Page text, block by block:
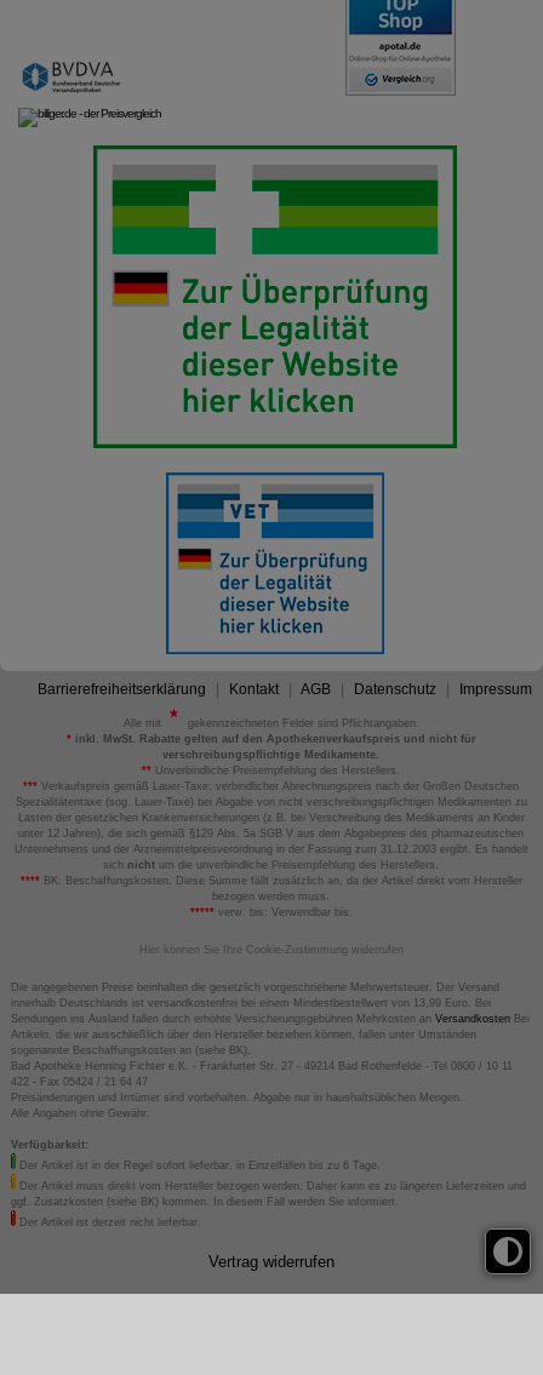
Barrierefreiheitserklärung Kontakt AGB Datenschutz Impressum
Alle mit
gekennzeichneten Felder sind Pflichtangaben.
*inkl. MwSt. Rabatte gelten auf den Apothekenverkaufspreis und nicht für
verschreibungspflichtige Medikamente.
** Unverbindliche Preisempfehlung des Herstellers.
*** Verkaufspreis gemäß Lauer-Taxe; verbindlicher Abrechnungspreis nach der Großen Deutschen
Spezialitätentaxe (sog. Lauer-Taxe) bei Abgabe von nicht verschreibungspflichtigen Medikamenten zu
Lasten der gesetzlichen Krankenversicherungen (z.B. bei Verschreibung des Medikaments an Kinder
unter 12 Jahren), die sich gemäß §129 Abs. 5a SGB V aus dem Abgabepreis des pharmazeutischen
Unternehmens und der Arzneimittelpreisverordnung in der Fassung zum 31.12.2003 ergibt. Es handelt
sich nicht um die unverbindliche Preisempfehlung des Herstellers.
****BK: Beschaffungskosten. Diese Summe fällt zusätzlich an, da der Artikel direkt vom Hersteller
bezogen werden muss.
*****verw. bis: Verwendbar bis.
Hier können Sie Ihre Cookie-Zustimmung widerrufen
Die angegebenen Preise beinhalten die gesetzlich vorgeschriebene Mehrwertsteuer. Der Versand
innerhalb Deutschlands ist versandkostenfrei bei einem Mindestbestellwert von 13,99 Euro. Bei
Sendungen ins Ausland fallen durch erhöhte Versicherungsgebühren Mehrkosten an VersandkostenBei
Artikeln, die wir ausschließlich über den Hersteller beziehen können, fallen unter Umständen
sogenannte Beschaffungskosten an (siehe BK).
Bad Apotheke Henning Fichter e.K. - Frankfurter Str. 27 - 49214 Bad Rothenfelde - Tel 0800 / 10 11
422 - Fax 05424 / 21 64 47
Preisänderungen und Irrtümer sind vorbehalten. Abgabe nur in haushaltsüblichen Mengen.
Alle Angaben ohne Gewähr.
Verfügbarkeit:
Der Artikel ist in der Regel sofort lieferbar, in Einzelfällen bis zu 6 Tage.
Der Artikel muss direkt vom Hersteller bezogen werden. Daher kann es zu längeren Lieferzeiten und
ggf. Zusatzkosten (siehe BK) kommen. In diesem Fall werden Sie informiert.
Der Artikel ist derzeit nicht lieferbar.
Vertrag widerrufen